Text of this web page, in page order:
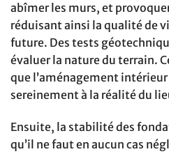
abîmer les murs, et
réduisant ainsi la qualité de
future. Des tests
évaluer la nature du terrain.
que l’aménagement intérieur
sereinement à la réalité du
Ensuite, la stabilité des
qu’il ne faut en aucun cas